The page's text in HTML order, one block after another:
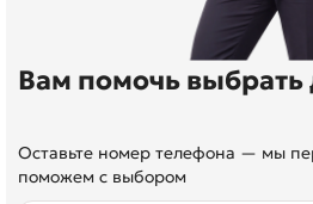
Вам помочь выбрать
Оставьте номер телефона — мы
поможем с выбором